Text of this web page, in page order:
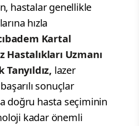
hastalar genellikle
hızla
Kartal
Hastalıkları Uzmanı
Tanyıldız, lazer
sonuçlar
doğru hasta seçiminin
kadar önemli